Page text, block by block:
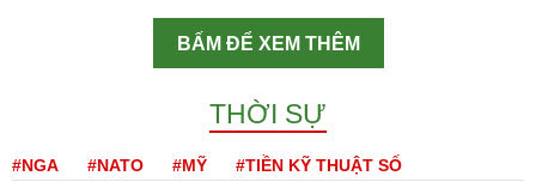
BẤM ĐỂ XEM THÊM
THỜI SỰ
#NGA #NATO #MỸ #TIỀN KỸ THUẬT SỐ